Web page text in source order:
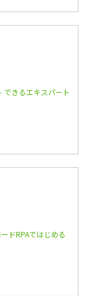
きるエキスパート
ドRPAではじめる